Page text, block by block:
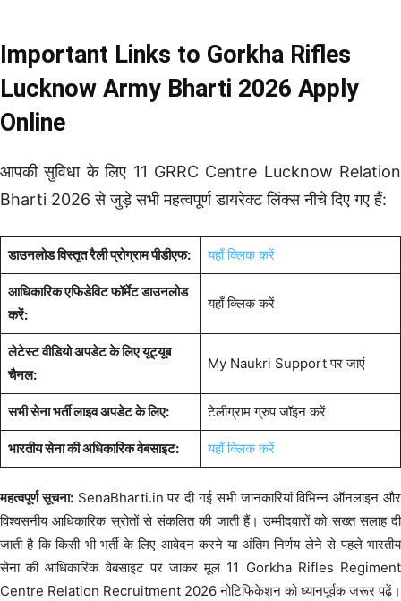
Important Links to Gorkha Rifles
Lucknow Army Bharti 2026 Apply
Online
आपकी सुविधा के लिए 11 GRRC Centre Lucknow Relation
Bharti 2026 से जुड़े सभी महत्वपूर्ण डायरेक्ट लिंक्स नीचे दिए गए हैं:
डाउनलोड विस्तृत रैली प्रोग्राम पीडीएफ: यहाँ क्लिक करें
आधिकारिक एफिडेविट फॉर्मेट डाउनलोड
करें:
यहाँ क्लिक करें
लेटेस्ट वीडियो अपडेट के लिए यूट्यूब
चैनल:
My Naukri Support पर जाएं
सभी सेना भर्ती लाइव अपडेट के लिए: टेलीग्राम ग्रुप जॉइन करें
भारतीय सेना की अधिकारिक वेबसाइट: यहाँ क्लिक करें
महत्वपूर्ण सूचना:SenaBharti.in पर दी गई सभी जानकारियां विभिन्न ऑनलाइन और
विश्वसनीय आधिकारिक स्रोतों से संकलित की जाती हैं। उम्मीदवारों को सख्त सलाह दी
जाती है कि किसी भी भर्ती के लिए आवेदन करने या अंतिम निर्णय लेने से पहले भारतीय
सेना की आधिकारिक वेबसाइट पर जाकर मूल 11 Gorkha Rifles Regiment
Centre Relation Recruitment 2026 नोटिफिकेशन को ध्यानपूर्वक जरूर पढ़ें।